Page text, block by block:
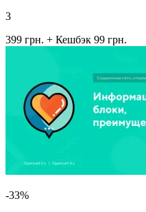
3
399 грн. + Кешбэк 99 грн.
-33%